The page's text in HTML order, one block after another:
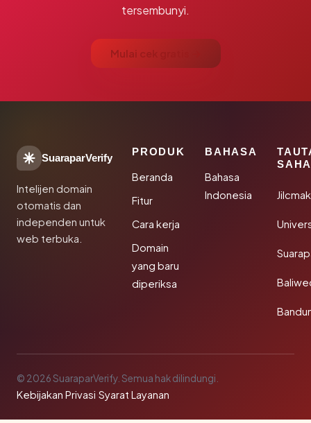
tersembunyi.
Mulai cek gratis →
SuaraparVerify
Intelijen domain
otomatis dan
independen untuk
web terbuka.
PRODUK
Beranda
Fitur
Cara kerja
Domain
yang baru
diperiksa
BAHASA
Bahasa
Indonesia
© 2026 SuaraparVerify. Semua hak dilindungi.
Kebijakan Privasi·Syarat Layanan